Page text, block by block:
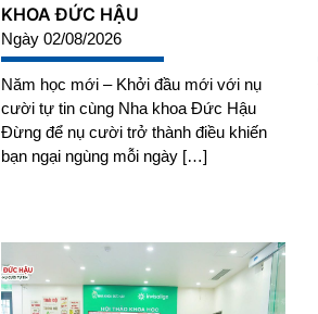
KHOA ĐỨC HẬU
Ngày 02/08/2026
Năm học mới – Khởi đầu mới với nụ
cười tự tin cùng Nha khoa Đức Hậu
Đừng để nụ cười trở thành điều khiến
bạn ngại ngùng mỗi ngày […]